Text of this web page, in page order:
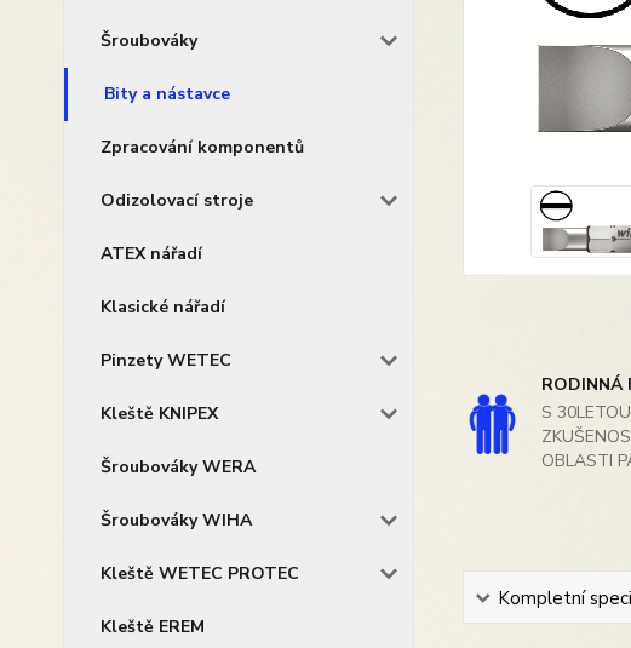
Šroubováky
Bity a nástavce
Zpracování komponentů
Odizolovací stroje
ATEX nářadí
Klasické nářadí
Pinzety WETEC
Kleště KNIPEX
Šroubováky WERA
Šroubováky WIHA
Kleště WETEC PROTEC
Kleště EREM
RODINNÁ
S 30LETOU
OBLASTI
Kompletní